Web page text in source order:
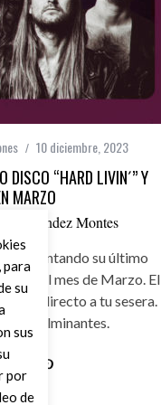
10 diciembre, 2023
DISCO “HARD LIVIN´” Y
MARZO
Hernández Montes
presentando su último
el mes de Marzo. El
sucio directo a tu sesera.
son fulminantes.
Más
para
su
sus
por
de